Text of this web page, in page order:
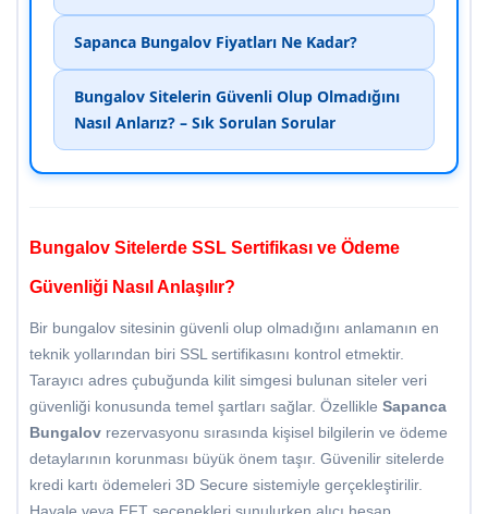
Sapanca Bungalov Fiyatları Ne Kadar?
Bungalov Sitelerin Güvenli Olup Olmadığını
Nasıl Anlarız? – Sık Sorulan Sorular
Bungalov Sitelerde SSL Sertifikası ve Ödeme
Güvenliği Nasıl Anlaşılır?
Bir bungalov sitesinin güvenli olup olmadığını anlamanın en
teknik yollarından biri SSL sertifikasını kontrol etmektir.
Tarayıcı adres çubuğunda kilit simgesi bulunan siteler veri
güvenliği konusunda temel şartları sağlar. Özellikle Sapanca
Bungalov rezervasyonu sırasında kişisel bilgilerin ve ödeme
detaylarının korunması büyük önem taşır. Güvenilir sitelerde
kredi kartı ödemeleri 3D Secure sistemiyle gerçekleştirilir.